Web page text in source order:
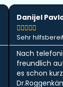
Danijel

Sehr
Nach
freundlich
es schon